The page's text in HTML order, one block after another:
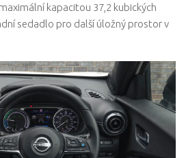
kapacitou 37,2 kubických
sedadlo pro další úložný prostor v